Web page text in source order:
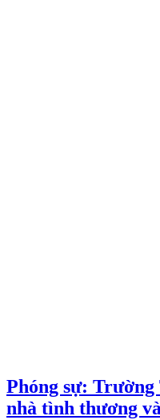
Phóng sự:
nhà tình thương